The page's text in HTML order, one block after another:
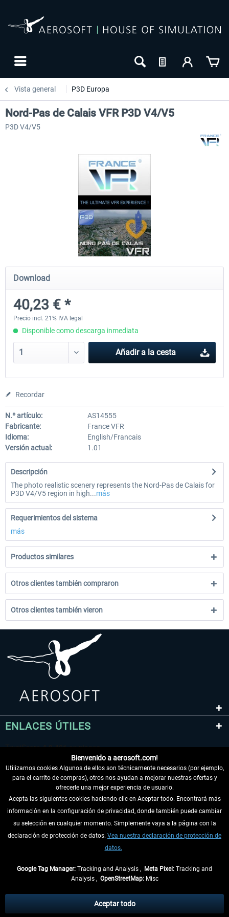
Vista general P3D Europa
Hamburg-Finkenwerder
12,10 € *
Madeira X Evolution
Nord-Pas de Calais VFR P3D V4/V5
P3D V4/V5
Download
40,23 € *
Precio incl. 21% IVA legal
Disponible como descarga inmediata
Añadir a la cesta
Recordar
N.º artículo:
AS14555
Fabricante:
France VFR
Idioma:
English/Francais
Versión actual:
1.01
Descripción
The photo realistic scenery represents the Nord-Pas de Calais for
P3D V4/V5 region in high...más
Requerimientos del sistema
más
Productos similares
Otros clientes también compraron
Otros clientes también vieron
ENLACES ÚTILES
DESISTIR DEL CONTRATO
INFORMACIÓN
tasas de recepción si no se describe lo contrario
** De aplicación a envíos dentro de Alemania. Los plazos de envío para los
Bienvenido a aerosoft.com!
Utilizamos cookies Algunos de ellos son técnicamente necesarios (por ejemplo,
para el carrito de compras), otros nos ayudan a mejorar nuestras ofertas y
ofrecerle una mejor experiencia de usuario.
Acepta las siguientes cookies haciendo clic en Aceptar todo. Encontrará más
información en la configuración de privacidad, donde también puede cambiar
su selección en cualquier momento. Simplemente vaya a la página con la
declaración de protección de datos. Vea nuestra declaración de protección de
datos.
Google Tag Manager: Tracking and Analysis , Meta Pixel: Tracking and
Analysis , OpenStreetMap:Misc
Aceptar todo